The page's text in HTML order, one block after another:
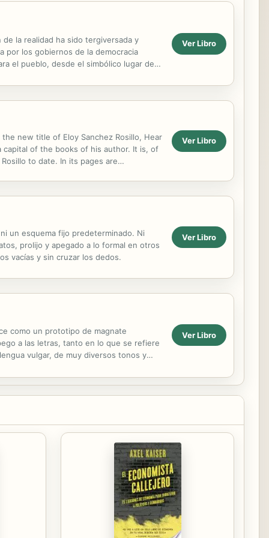
la realidad ha sido tergiversada y
por los gobiernos de la democracia
el pueblo, desde el simbólico lugar de
Ver Libro
new title of Eloy Sanchez Rosillo, Hear
of the books of his author. It is, of
to date. In its pages are
Ver Libro
un esquema fijo predeterminado. Ni
prolijo y apegado a lo formal en otros
vacías y sin cruzar los dedos.
Ver Libro
como un prototipo de magnate
a las letras, tanto en lo que se refiere
vulgar, de muy diversos tonos y
Ver Libro